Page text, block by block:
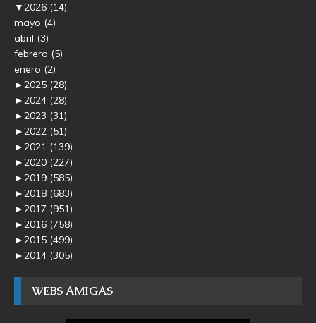
▼2026 (14)
mayo (4)
abril (3)
febrero (5)
enero (2)
►2025 (28)
►2024 (28)
►2023 (31)
►2022 (51)
►2021 (139)
►2020 (227)
►2019 (585)
►2018 (683)
►2017 (951)
►2016 (758)
►2015 (499)
►2014 (305)
WEBS AMIGAS